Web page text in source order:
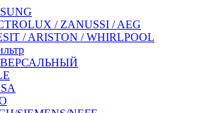
/ ZANUSSI / AEG
/ ARISTON / WHIRLPOOL